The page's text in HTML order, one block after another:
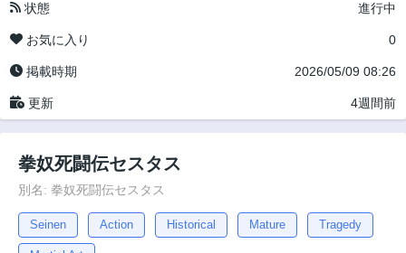
状態 進行中
お気に入り 0
掲載時期 2026/05/09 08:26
更新 4週間前
拳奴死闘伝セスタス
別名: 拳奴死闘伝セスタス
Seinen Action Historical Mature Tragedy